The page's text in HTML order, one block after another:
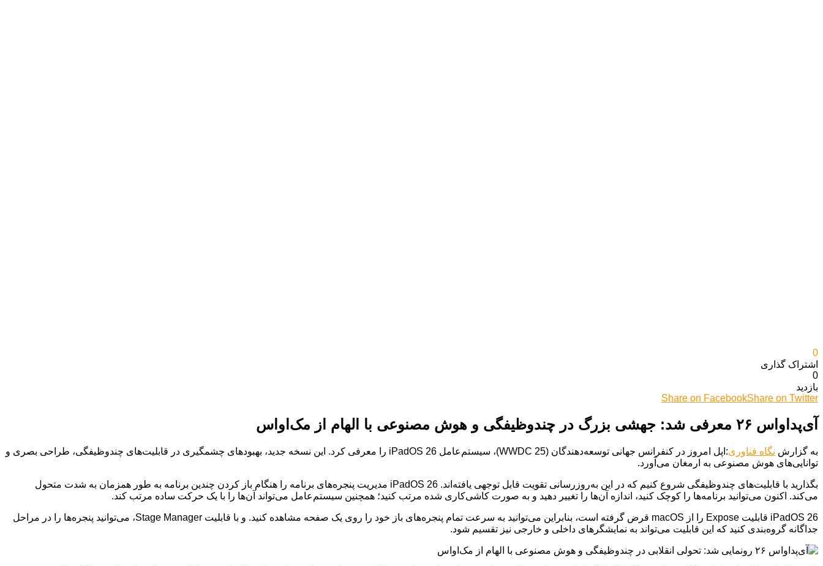
0
اشتراک گذاری‌
0
بازدید
Share on FacebookShare on Twitter
آی‌پداو‌اس ۲۶ معرفی شد: جهشی بزرگ در چندوظیفگی و هوش مصنوعی با الهام از مک‌او‌اس
به گزارش نگاه فناوری
:اپل امروز در کنفرانس جهانی توسعه‌دهندگان (WWDC 25)، سیستم‌عامل iPadOS 26 را معرفی کرد. این نسخه جدید، بهبودهای چشمگیری در قابلیت‌های چندوظیفگی، طراحی بصری و
توانایی‌های هوش مصنوعی به ارمغان می‌آورد.
بگذارید با قابلیت‌های چندوظیفگی شروع کنیم که در این به‌روزرسانی تقویت قابل توجهی یافته‌اند. iPadOS 26 مدیریت پنجره‌های برنامه را هنگام باز کردن چندین برنامه به طور همزمان به شدت متحول
می‌کند. اکنون می‌توانید برنامه‌ها را کوچک کنید، اندازه آن‌ها را تغییر دهید و به صورت کاشی‌کاری شده مرتب کنید؛ همچنین سیستم‌عامل می‌تواند آن‌ها را با یک حرکت ساده مرتب کند.
iPadOS 26 قابلیت Expose را از macOS قرض گرفته است، بنابراین می‌توانید به سرعت تمام پنجره‌های باز خود را روی یک صفحه مشاهده کنید. و با قابلیت Stage Manager، می‌توانید پنجره‌ها را در مراحل
جداگانه گروه‌بندی کنید که این قابلیت می‌تواند به نمایشگرهای داخلی و خارجی نیز تقسیم شود.